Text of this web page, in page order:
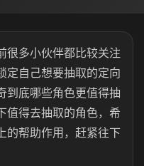
很多小伙伴都比较关注
定自己想要抽取的定向
到底哪些角色更值得抽
值得去抽取的角色，希
的帮助作用，赶紧往下